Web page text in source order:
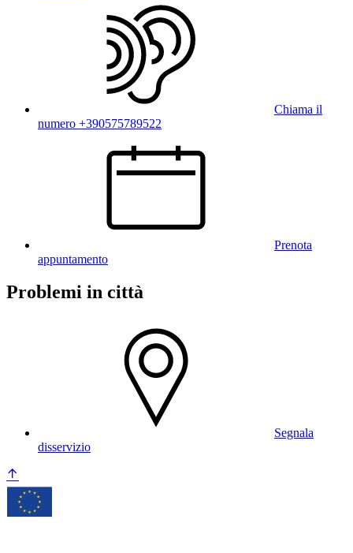
Chiama il
numero +390575789522
Prenota
appuntamento
Problemi in città
Segnala
disservizio